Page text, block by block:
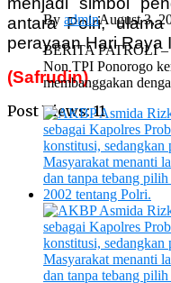
antara Polri,
perayaan Hari Raya
(Safrudin)
Post Views: 11
By adminAugust 3,
BERITA PATROLI
Non TPI Ponorogo
membanggakan